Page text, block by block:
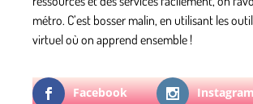
métro. C’est bosser malin, en utilisant les
virtuel où on apprend ensemble !
Facebook